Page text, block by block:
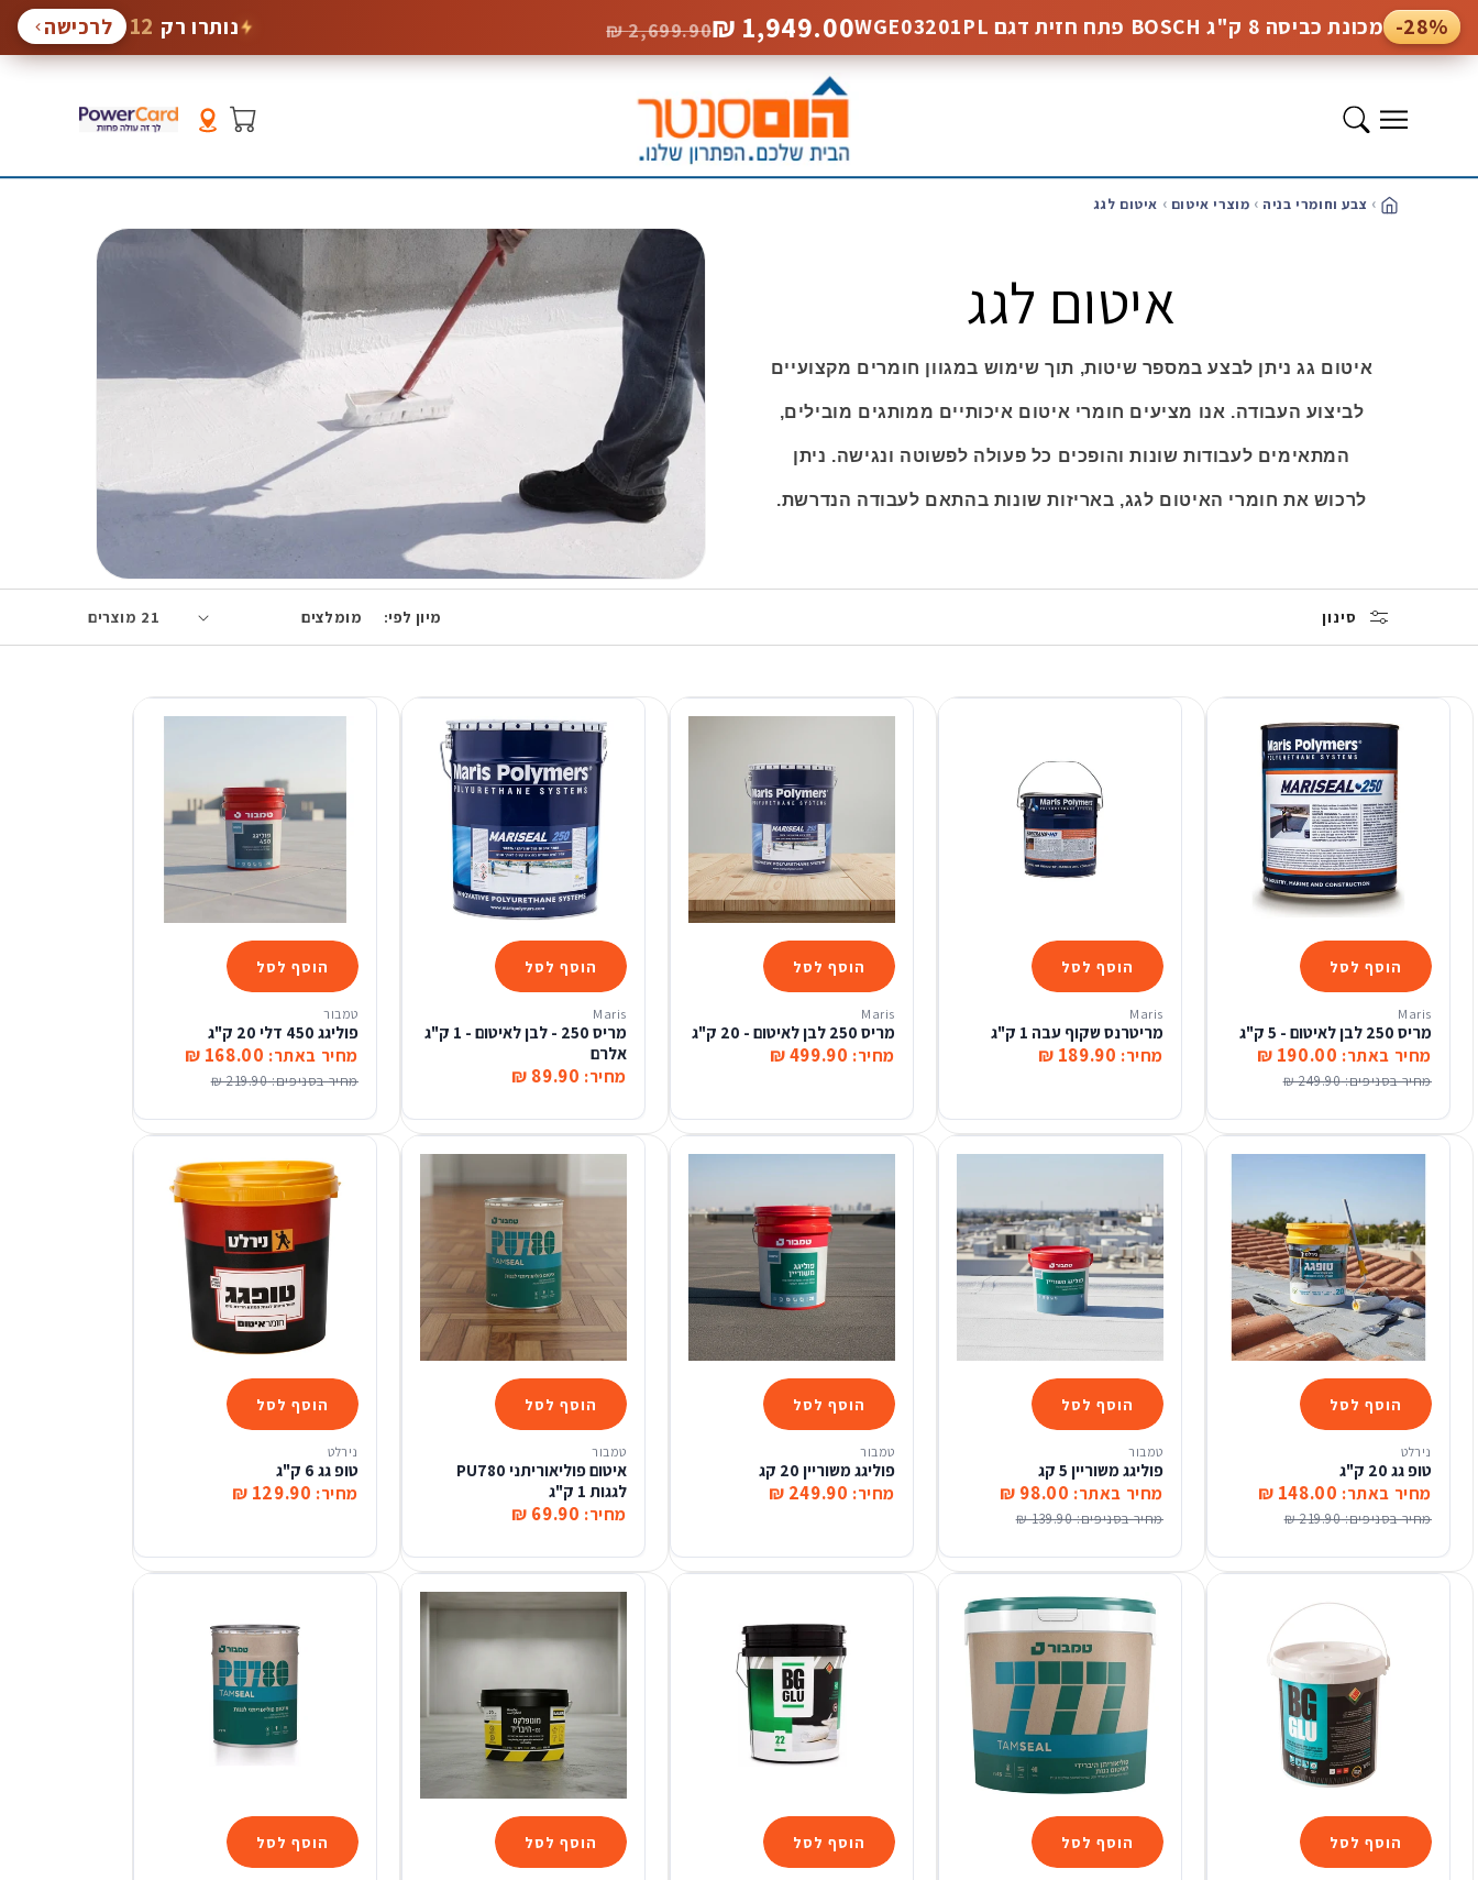
-28% מכונת כביסה 8 ק"ג BOSCH פתח חזית דגם WGE03201PL 1,949.00 ₪
2,699.90 ₪ נותרו רק 12 לרכישה
המשך
לתוכן
סל
קניות
בית צבע וחומרי בניה מוצרי איטום איטום לגג
איטום לגג
איטום גג ניתן לבצע במספר שיטות, תוך שימוש במגוון חומרים מקצועיים
לביצוע העבודה. אנו מציעים חומרי איטום איכותיים ממותגים מובילים,
המתאימים לעבודות שונות והופכים כל פעולה לפשוטה ונגישה. ניתן
לרכוש את חומרי האיטום לגג, באריזות שונות בהתאם לעבודה הנדרשת.
סינון מיון לפי: 21 מוצרים
הוסף לסל
Maris
מריס 250 לבן לאיטום - 5 ק"ג
מחיר באתר: 190.00 ₪
מחיר בסניפים:249.90 ₪
הוסף לסל
Maris
מריטרנס שקוף עבה 1 ק"ג
מחיר: 189.90 ₪
הוסף לסל
Maris
מריס 250 לבן לאיטום - 20 ק"ג
מחיר: 499.90 ₪
הוסף לסל
Maris
מריס 250 - לבן לאיטום - 1 ק"ג
אלרם
מחיר: 89.90 ₪
הוסף לסל
טמבור
פוליגג 450 דלי 20 ק"ג
מחיר באתר: 168.00 ₪
מחיר בסניפים:219.90 ₪
הוסף לסל
נירלט
טופ גג 20 ק"ג
מחיר באתר: 148.00 ₪
מחיר בסניפים:219.90 ₪
הוסף לסל
טמבור
פוליגג משוריין 5 קג
מחיר באתר: 98.00 ₪
מחיר בסניפים:139.90 ₪
הוסף לסל
טמבור
פוליגג משוריין 20 קג
מחיר: 249.90 ₪
הוסף לסל
טמבור
איטום פוליאוריתני PU780
לגגות 1 ק"ג
מחיר: 69.90 ₪
הוסף לסל
נירלט
טופ גג 6 ק"ג
מחיר: 129.90 ₪
הוסף לסל הוסף לסל הוסף לסל הוסף לסל הוסף לסל